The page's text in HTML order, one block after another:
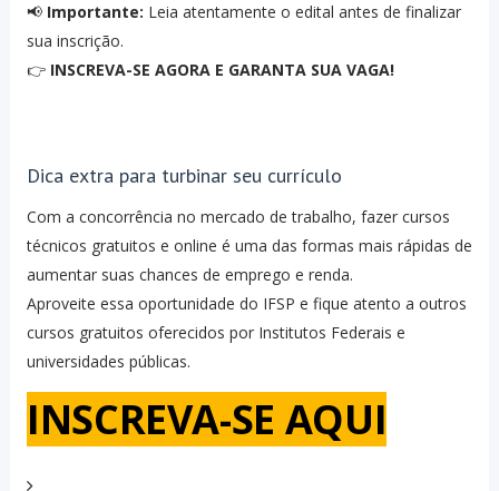
📢 Importante: Leia atentamente o edital antes de finalizar
sua inscrição.
👉 INSCREVA-SE AGORA E GARANTA SUA VAGA!
Dica extra para turbinar seu currículo
Com a concorrência no mercado de trabalho, fazer cursos
técnicos gratuitos e online é uma das formas mais rápidas de
aumentar suas chances de emprego e renda.
Aproveite essa oportunidade do IFSP e fique atento a outros
cursos gratuitos oferecidos por Institutos Federais e
universidades públicas.
INSCREVA-SE AQUI